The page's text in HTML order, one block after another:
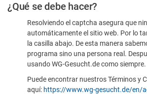
¿Qué se debe hacer?
Resolviendo el captcha asegura que
automáticamente el sitio web. Por lo
la casilla abajo. De esta manera
programa sino una persona real.
usando WG-Gesucht.de como siempre.
Puede encontrar nuestros Términos y
aquí: https://www.wg-gesucht.de/en/